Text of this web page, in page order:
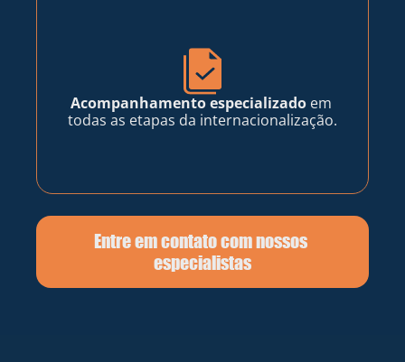
Acompanhamento especializado em
todas as etapas da internacionalização.
Entre em contato com nossos
especialistas